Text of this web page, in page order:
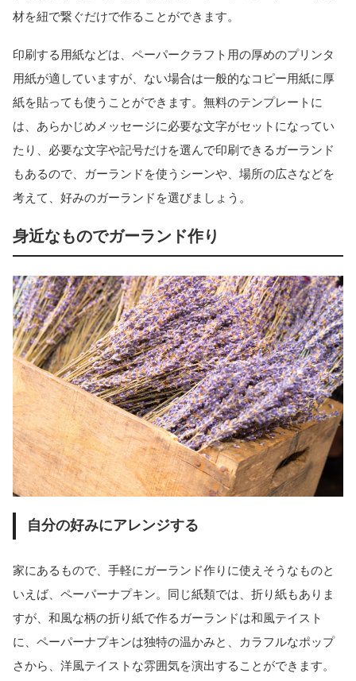
材を紐で繋ぐだけで作ることができます。
印刷する用紙などは、ペーパークラフト用の厚めのプリンタ
用紙が適していますが、ない場合は一般的なコピー用紙に厚
紙を貼っても使うことができます。無料のテンプレートに
は、あらかじめメッセージに必要な文字がセットになってい
たり、必要な文字や記号だけを選んで印刷できるガーランド
もあるので、ガーランドを使うシーンや、場所の広さなどを
考えて、好みのガーランドを選びましょう。
身近なものでガーランド作り
自分の好みにアレンジする
家にあるもので、手軽にガーランド作りに使えそうなものと
いえば、ペーパーナプキン。同じ紙類では、折り紙もありま
すが、和風な柄の折り紙で作るガーランドは和風テイスト
に、ペーパーナプキンは独特の温かみと、カラフルなポップ
さから、洋風テイストな雰囲気を演出することができます。